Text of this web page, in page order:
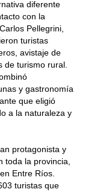
diferente
con la
Pellegrini,
turistas
avistaje de
de turismo rural.
y gastronomía
que eligió
a la naturaleza y
protagonista y
toda la provincia,
Entre Ríos.
turistas que